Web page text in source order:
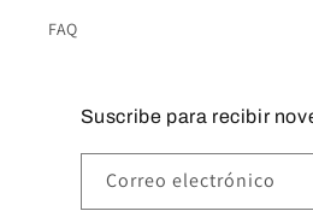
FAQ
Suscribe para recibir
Correo electrónico